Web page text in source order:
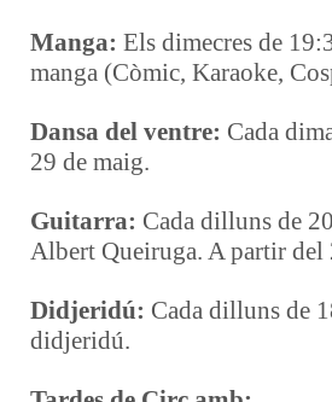
Manga: Els dimecres de
manga (Còmic, Karaoke,
Dansa del ventre: Cada
29 de maig.
Guitarra: Cada dilluns de
Albert Queiruga. A partir del
Didjeridú: Cada dilluns de
didjeridú.